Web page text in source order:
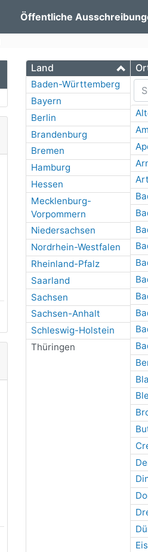
Öffentliche
Land
Baden-Württemberg
Bayern
Berlin
Brandenburg
Bremen
Hamburg
Hessen
Mecklenburg-
Vorpommern
Niedersachsen
Nordrhein-Westfalen
Rheinland-Pfalz
Saarland
Sachsen
Sachsen-Anhalt
Schleswig-Holstein
Thüringen